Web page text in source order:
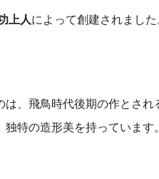
上人によって創建されまし
、飛鳥時代後期の作とされ
特の造形美を持っています。